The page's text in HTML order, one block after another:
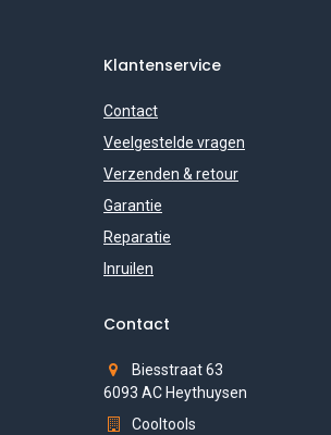
Klantenservice
Contact
Veelgestelde vragen
Verzenden & retour
Garantie
Reparatie
Inruilen
Contact
Biesstraat 63
6093 AC Heythuysen
Cooltools